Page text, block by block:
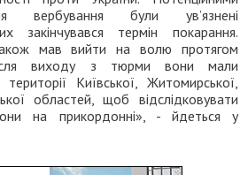
вербування були ув’язнені
закінчувався термін покарання.
мав вийти на волю протягом
виходу з тюрми вони мали
Київської, Житомирської,
областей, щоб відслідковувати
на прикордонні», - йдеться у